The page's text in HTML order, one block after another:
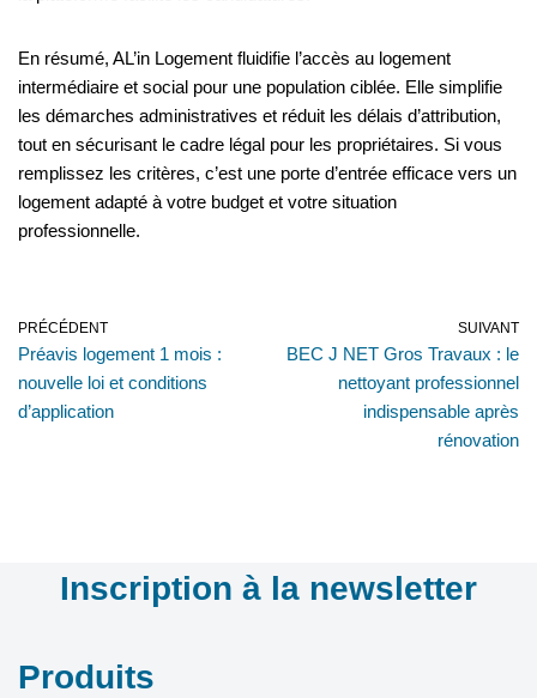
En résumé, AL’in Logement fluidifie l’accès au logement
intermédiaire et social pour une population ciblée. Elle simplifie
les démarches administratives et réduit les délais d’attribution,
tout en sécurisant le cadre légal pour les propriétaires. Si vous
remplissez les critères, c’est une porte d’entrée efficace vers un
logement adapté à votre budget et votre situation
professionnelle.
PRÉCÉDENT
Préavis logement 1 mois :
nouvelle loi et conditions
d’application
SUIVANT
BEC J NET Gros Travaux : le
nettoyant professionnel
indispensable après
rénovation
Inscription à la newsletter
Produits